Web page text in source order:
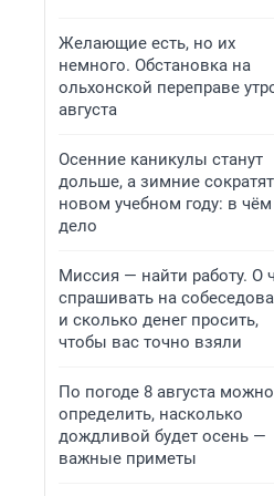
Желающие есть, но их
немного. Обстановка на
ольхонской переправе
августа
Осенние каникулы станут
дольше, а зимние
новом учебном году: в чём
дело
Миссия — найти работу. О
спрашивать на
и сколько денег просить,
чтобы вас точно взяли
По погоде 8 августа можно
определить, насколько
дождливой будет осень —
важные приметы